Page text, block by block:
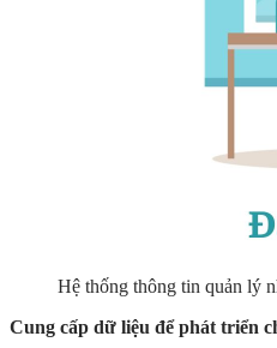
Hệ thống thông tin quản lý
Cung cấp dữ liệu để phát triển